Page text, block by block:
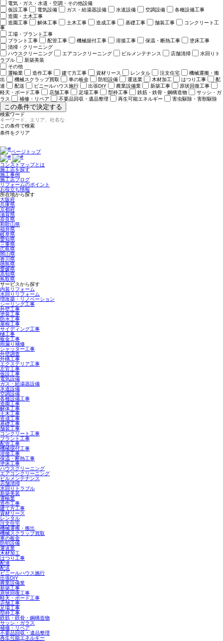
電気・ガス・水道・空調・その他設備
仮設工事
電気設備 ガス・給湯器設備 水道設備 空調設備
各種設備工事
造園・土木工事
造園工事
解体工事 土木工事 造成工事 基礎工事 舗装工事
コンクリート工
事
工場・プラント工事
プラント工事
配管工事 機械据付工事 溶接工事 保温・断熱工事
塗床工事
清掃・クリーニング
ハウスクリーニング
エアコンクリーニング ビルメンテナンス 店舗清掃
水回りト
ラブル
新築美装
その他
運輸業
造作工事 建て方工事 資材リース レンタル 注文住宅
機械運搬・搬
出
機械スクラップ買取 車の板金 防犯設備 運送業 木材加工 はつり工事
配
達
配送 ビニールハウス施行 出張DIY 農業設備業 新築工事
原状回復工事
軽天・ボード工事
店舗工事 足場工事 型枠工事 鉄筋・鉄骨・鋼構造物
サッシ・ガ
ラス
補修・リペア 不要品回収・遺品整理 再生可能エネルギー 害虫駆除・害獣駆除
この条件で決定する
検索ワード
ページトップ
コンストマップとは
施工店を探す
施工事例
施工店ブログ
リフォームのポイント
お役立ち情報
所在地から探す
大阪府
兵庫県
京都府
滋賀県
奈良県
和歌山県
福井県
岐阜県
愛知県
三重県
広島県
岡山県
香川県
徳島県
愛媛県
高知県
鳥取県
サービスから探す
内装リフォーム
水回りリフォーム
増改築・リノベーション
シーリング工事
外壁工事
塗装工事
防水工事
屋根工事
サイディング工事
樋工事
板金工事
雨漏り補修
シャッター工事
外壁調査
外構工事
エクステリア工事
左官工事
仮設工事
電気設備
ガス・給湯器設備
水道設備
空調設備
各種設備工事
造園工事
解体工事
土木工事
造成工事
基礎工事
舗装工事
コンクリート工事
プラント工事
配管工事
機械据付工事
溶接工事
保温・断熱工事
塗床工事
ハウスクリーニング
エアコンクリーニング
ビルメンテナンス
店舗清掃
水回りトラブル
新築美装
運輸業
造作工事
建て方工事
資材リース
レンタル
注文住宅
機械運搬・搬出
機械スクラップ買取
車の板金
防犯設備
運送業
木材加工
はつり工事
配達
配送
ビニールハウス施行
出張DIY
農業設備業
新築工事
原状回復工事
軽天・ボード工事
店舗工事
足場工事
型枠工事
鉄筋・鉄骨・鋼構造物
サッシ・ガラス
補修・リペア
不要品回収・遺品整理
再生可能エネルギー